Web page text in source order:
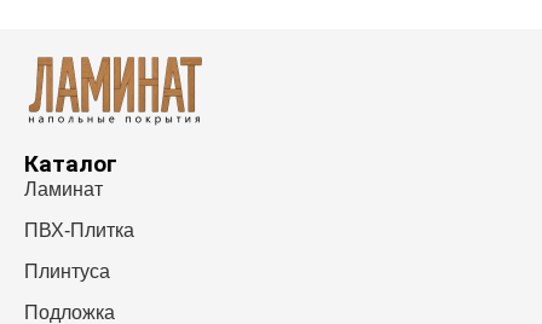
Каталог
Ламинат
ПВХ-Плитка
Плинтуса
Подложка